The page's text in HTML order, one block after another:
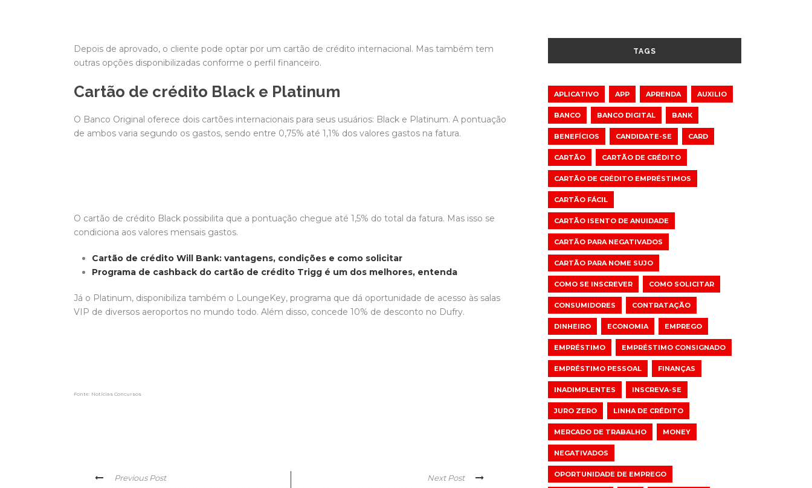
Depois de aprovado, o cliente pode optar por um cartão de crédito internacional. Mas também tem
outras opções disponibilizadas conforme o perfil financeiro.
Cartão de crédito Black e Platinum
O Banco Original oferece dois cartões internacionais para seus usuários: Black e Platinum. A pontuação
de ambos varia segundo os gastos, sendo entre 0,75% até 1,1% dos valores gastos na fatura.
O cartão de crédito Black possibilita que a pontuação chegue até 1,5% do total da fatura. Mas isso se
condiciona aos valores mensais gastos.
Cartão de crédito Will Bank: vantagens, condições e como solicitar
Programa de cashback do cartão de crédito Trigg é um dos melhores, entenda
Já o Platinum, disponibiliza também o LoungeKey, programa que dá oportunidade de acesso às salas
VIP de diversos aeroportos no mundo todo. Além disso, concede 10% de desconto no Dufry.
Fonte: Notícias Concursos
Previous Post Next Post
TAGS
APLICATIVO APP APRENDA AUXILIO
BANCO BANCO DIGITAL BANK
BENEFÍCIOS CANDIDATE-SE CARD
CARTÃO CARTÃO DE CRÉDITO
CARTÃO DE CRÉDITO EMPRÉSTIMOS
CARTÃO FÁCIL
CARTÃO ISENTO DE ANUIDADE
CARTÃO PARA NEGATIVADOS
CARTÃO PARA NOME SUJO
COMO SE INSCREVER COMO SOLICITAR
CONSUMIDORES CONTRATAÇÃO
DINHEIRO ECONOMIA EMPREGO
EMPRÉSTIMO EMPRÉSTIMO CONSIGNADO
EMPRÉSTIMO PESSOAL FINANÇAS
INADIMPLENTES INSCREVA-SE
JURO ZERO LINHA DE CRÉDITO
MERCADO DE TRABALHO MONEY
NEGATIVADOS
OPORTUNIDADE DE EMPREGO